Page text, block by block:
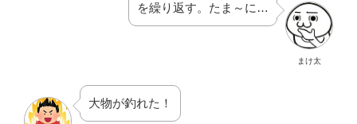
まけ太
を繰り返す。たま～に…
大物が釣れた！